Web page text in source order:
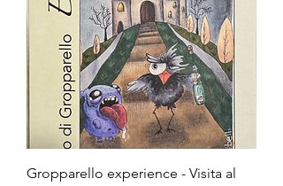
Gropparello experience - Visita al